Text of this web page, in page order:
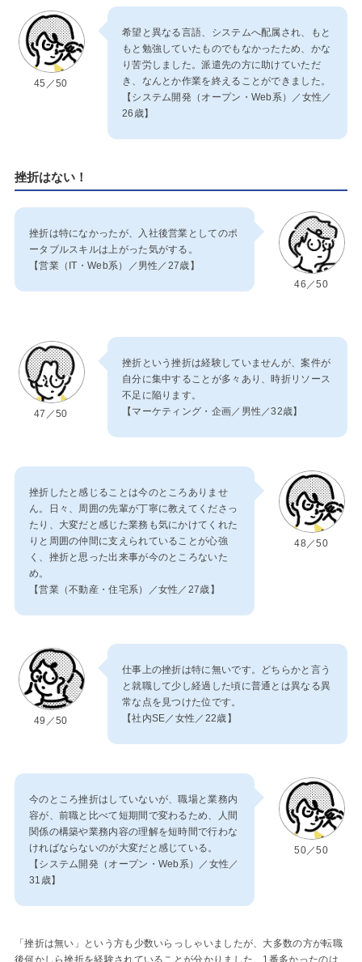
45／50
希望と異なる言語、システムへ配属され、もと
もと勉強していたものでもなかったため、かな
り苦労しました。派遣先の方に助けていただ
き、なんとか作業を終えることができました。
【システム開発（オープン・Web系）／女性／
26歳】
挫折はない！
挫折は特になかったが、入社後営業としてのポ
ータブルスキルは上がった気がする。
【営業（IT・Web系）／男性／27歳】
46／50
47／50
挫折という挫折は経験していませんが、案件が
自分に集中することが多々あり、時折リソース
不足に陥ります。
【マーケティング・企画／男性／32歳】
挫折したと感じることは今のところありませ
ん。日々、周囲の先輩が丁寧に教えてくださっ
たり、大変だと感じた業務も気にかけてくれた
りと周囲の仲間に支えられていることが心強
く、挫折と思った出来事が今のところないた
め。
【営業（不動産・住宅系）／女性／27歳】
48／50
49／50
仕事上の挫折は特に無いです。どちらかと言う
と就職して少し経過した頃に普通とは異なる異
常な点を見つけた位です。
【社内SE／女性／22歳】
今のところ挫折はしていないが、職場と業務内
容が、前職と比べて短期間で変わるため、人間
関係の構築や業務内容の理解を短時間で行わな
ければならないのが大変だと感じている。
【システム開発（オープン・Web系）／女性／
31歳】
50／50
「挫折は無い」という方も少数いらっしゃいましたが、大多数の方が転職
後何かしら挫折を経験されていることが分かりました。1番多かったのは